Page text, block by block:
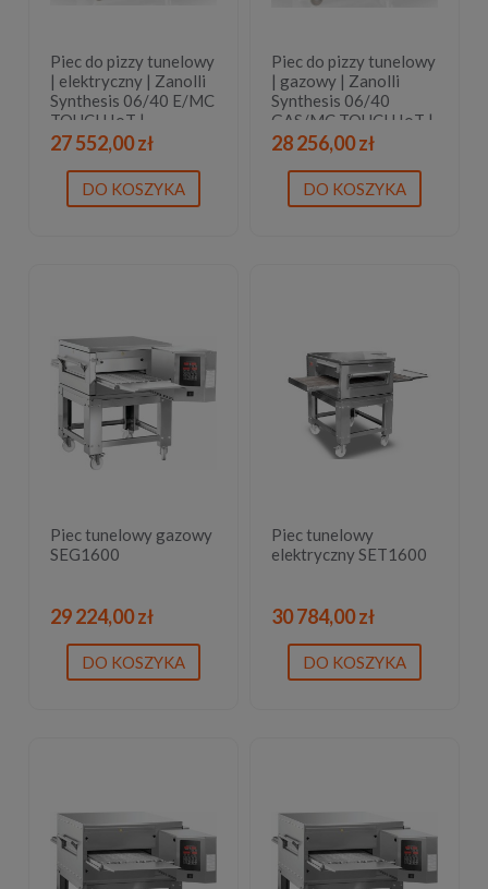
Piec do pizzy tunelowy
| elektryczny | Zanolli
Synthesis 06/40 E/MC
TOUCH IoT |
wyświetlacz dotykowy
| 2 lata gwarancji
27 552,00 zł
DO KOSZYKA
Piec do pizzy tunelowy
| gazowy | Zanolli
Synthesis 06/40
GAS/MC TOUCH IoT |
wyświetlacz dotykowy
| 2 lata gwarancji
28 256,00 zł
DO KOSZYKA
Piec tunelowy gazowy
SEG1600
29 224,00 zł
DO KOSZYKA
Piec tunelowy
elektryczny SET1600
30 784,00 zł
DO KOSZYKA